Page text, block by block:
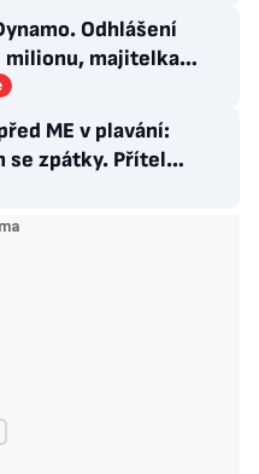
Odhlášení
milionu, majitelka
kraje
ME v plavání:
se zpátky. Přítel
Motivuje mě